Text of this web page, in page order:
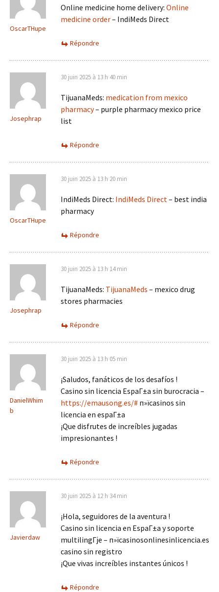
OscarTHupe
Online medicine home delivery: Online
medicine order– IndiMeds Direct
Répondre
Josephrap
30 juin 2025 à 13 h 40 min
TijuanaMeds: medication from mexico
pharmacy– purple pharmacy mexico price
list
Répondre
OscarTHupe
30 juin 2025 à 13 h 20 min
IndiMeds Direct: IndiMeds Direct– best india
pharmacy
Répondre
Josephrap
30 juin 2025 à 13 h 14 min
TijuanaMeds: TijuanaMeds – mexico drug
stores pharmacies
Répondre
DanielWhim
b
30 juin 2025 à 13 h 05 min
¡Saludos, fanáticos de los desafíos !
Casino sin licencia EspaГ±a sin burocracia –
https://emausong.es/# п»їcasinos sin
licencia en espaГ±a
¡Que disfrutes de increíbles jugadas
impresionantes !
Répondre
Javierdaw
30 juin 2025 à 12 h 34 min
¡Hola, seguidores de la aventura !
Casino sin licencia en EspaГ±a y soporte
multilingГјe – п»їcasinosonlinesinlicencia.es
casino sin registro
¡Que vivas increíbles instantes únicos !
Répondre